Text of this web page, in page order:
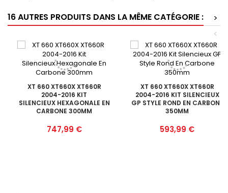
16 AUTRES PRODUITS DANS LA MÊME CATÉGORIE :
>
<
XT 660 XT660X XT660R
2004-2016 KIT
SILENCIEUX HEXAGONALE EN
CARBONE 300MM
Prix
747,99 €
XT 660 XT660X XT660R
2004-2016 KIT SILENCIEUX
GP STYLE ROND EN CARBONE
350MM
Prix
593,99 €